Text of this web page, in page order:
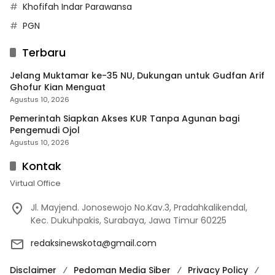
Khofifah Indar Parawansa
PGN
Terbaru
Jelang Muktamar ke-35 NU, Dukungan untuk Gudfan Arif
Ghofur Kian Menguat
Agustus 10, 2026
Pemerintah Siapkan Akses KUR Tanpa Agunan bagi
Pengemudi Ojol
Agustus 10, 2026
Kontak
Virtual Office
Jl. Mayjend. Jonosewojo No.Kav.3, Pradahkalikendal,
Kec. Dukuhpakis, Surabaya, Jawa Timur 60225
redaksinewskota@gmail.com
Disclaimer Pedoman Media Siber Privacy Policy